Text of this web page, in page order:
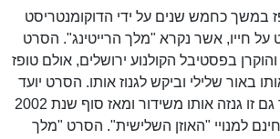
במשך כחמש שנים על ידי הדוקומנטריסט
על חייו, אשר נקרא "מלך הרייטינג". הסרט
הושלם בשנת 2001 והוקרן בפסטיבל הקולנוע ירושלים, אולם טופז
באור שלילי וביקש לגנוז אותו. הסרט יועד
לשידור ב"קשת", אך גם זו גנזה אותו משידור ומאז סוף שנת 2002
למנויי "האוזן השלישית". הסרט "מלך